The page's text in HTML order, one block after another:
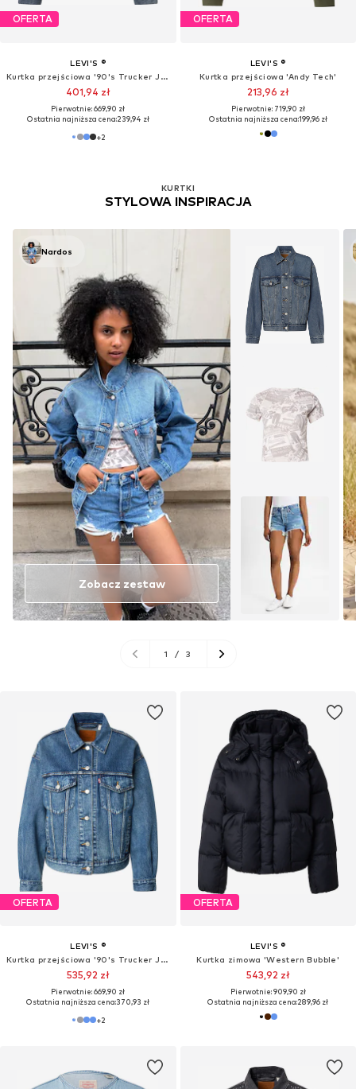
OFERTA
LEVI'S ®
Kurtka przejściowa '90's Trucker Jacket'
401,94 zł
Pierwotnie: 669,90 zł
Ostatnia najniższa cena:239,94 zł
+2
KURTKI
STYLOWA INSPIRACJA
Nardos
Zobacz zestaw
1 / 3
OFERTA
LEVI'S ®
Kurtka przejściowa 'Andy Tech'
213,96 zł
Pierwotnie: 719,90 zł
Ostatnia najniższa cena:199,96 zł
OFERTA
LEVI'S ®
Kurtka przejściowa '90's Trucker Jacket'
535,92 zł
Pierwotnie: 669,90 zł
Ostatnia najniższa cena:370,93 zł
+2
OFERTA
LEVI'S ®
Kurtka zimowa 'Western Bubble'
543,92 zł
Pierwotnie: 909,90 zł
Ostatnia najniższa cena:289,96 zł